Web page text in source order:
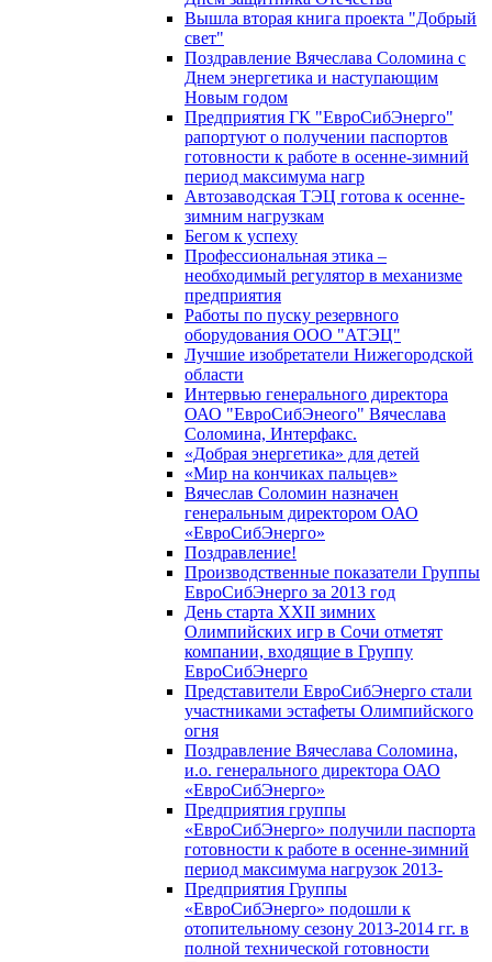
Вышла вторая книга проекта "Добрый
свет"
Поздравление Вячеслава Соломина с
Днем энергетика и наступающим
Новым годом
Предприятия ГК "ЕвроСибЭнерго"
рапортуют о получении паспортов
готовности к работе в осенне-зимний
период максимума нагр
Автозаводская ТЭЦ готова к осенне-
зимним нагрузкам
Бегом к успеху
Профессиональная этика –
необходимый регулятор в механизме
предприятия
Работы по пуску резервного
оборудования ООО "АТЭЦ"
Лучшие изобретатели Нижегородской
области
Интервью генерального директора
ОАО "ЕвроСибЭнеого" Вячеслава
Соломина, Интерфакс.
«Добрая энергетика» для детей
«Мир на кончиках пальцев»
Вячеслав Соломин назначен
генеральным директором ОАО
«ЕвроСибЭнерго»
Поздравление!
Производственные показатели Группы
ЕвроСибЭнерго за 2013 год
День старта XXII зимних
Олимпийских игр в Сочи отметят
компании, входящие в Группу
ЕвроСибЭнерго
Представители ЕвроСибЭнерго стали
участниками эстафеты Олимпийского
огня
Поздравление Вячеслава Соломина,
и.о. генерального директора ОАО
«ЕвроСибЭнерго»
Предприятия группы
«ЕвроСибЭнерго» получили паспорта
готовности к работе в осенне-зимний
период максимума нагрузок 2013-
Предприятия Группы
«ЕвроСибЭнерго» подошли к
отопительному сезону 2013-2014 гг. в
полной технической готовности